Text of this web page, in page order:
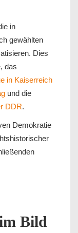
in
gewählten
Dies
das
in Kaiserreich
und die
DDR.
Demokratie
Bild